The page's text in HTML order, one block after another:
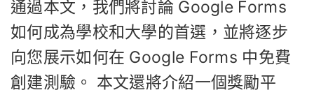
通過本文，我們將討論 Google Forms
如何成為學校和大學的首選，並將逐步
向您展示如何在 Google Forms 中免費
創建測驗。 本文還將介紹一個獎勵平